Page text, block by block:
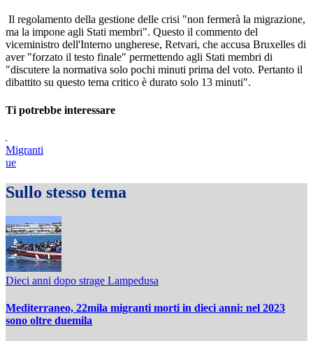
Il regolamento della gestione delle crisi "non fermerà la migrazione,
ma la impone agli Stati membri". Questo il commento del
viceministro dell'Interno ungherese, Retvari, che accusa Bruxelles di
aver "forzato il testo finale" permettendo agli Stati membri di
"discutere la normativa solo pochi minuti prima del voto. Pertanto il
dibattito su questo tema critico è durato solo 13 minuti".
Ti potrebbe interessare
Migranti
ue
Sullo stesso tema
Dieci anni dopo strage Lampedusa
Mediterraneo, 22mila migranti morti in dieci anni: nel 2023
sono oltre duemila